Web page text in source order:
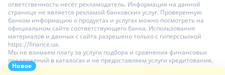
Новое
ответственность несёт рекламодатель. Информация на данной
странице не является рекламой банковских услуг. Проверенную
банком информацию о продуктах и услугах можно посмотреть на
официальном сайте соответствующего банка. Использование
материалов и данных с сайта разрешено только с гиперссылкой
https://finance.ua.
Мы не взимаем плату за услуги подбора и сравнения финансовых
предложений в каталогах и не предоставляем услуги кредитования,
размещения депозитов и страхования. Ваши личные данные на